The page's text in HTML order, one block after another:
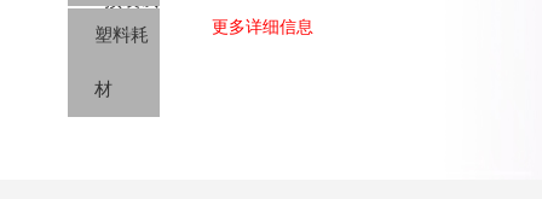
塑料耗
材
更多详细信息